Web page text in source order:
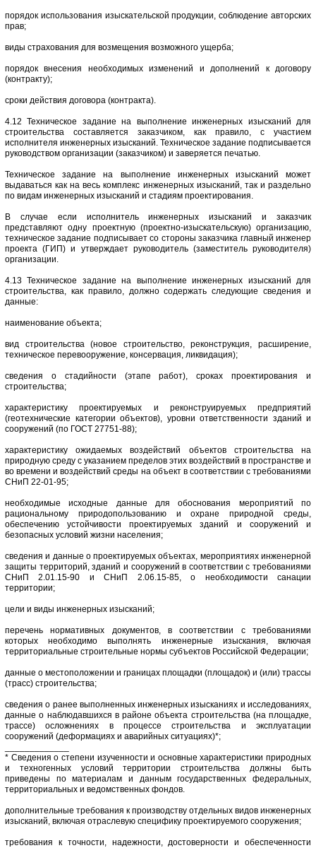
порядок использования изыскательской продукции, соблюдение авторских
прав;
виды страхования для возмещения возможного ущерба;
порядок внесения необходимых изменений и дополнений к договору
(контракту);
сроки действия договора (контракта).
4.12 Техническое задание на выполнение инженерных изысканий для
строительства составляется заказчиком, как правило, с участием
исполнителя инженерных изысканий. Техническое задание подписывается
руководством организации (заказчиком) и заверяется печатью.
Техническое задание на выполнение инженерных изысканий может
выдаваться как на весь комплекс инженерных изысканий, так и раздельно
по видам инженерных изысканий и стадиям проектирования.
В случае если исполнитель инженерных изысканий и заказчик
представляют одну проектную (проектно-изыскательскую) организацию,
техническое задание подписывает со стороны заказчика главный инженер
проекта (ГИП) и утверждает руководитель (заместитель руководителя)
организации.
4.13 Техническое задание на выполнение инженерных изысканий для
строительства, как правило, должно содержать следующие сведения и
данные:
наименование объекта;
вид строительства (новое строительство, реконструкция, расширение,
техническое перевооружение, консервация, ликвидация);
сведения о стадийности (этапе работ), сроках проектирования и
строительства;
характеристику проектируемых и реконструируемых предприятий
(геотехнические категории объектов), уровни ответственности зданий и
сооружений (по ГОСТ 27751-88);
характеристику ожидаемых воздействий объектов строительства на
природную среду с указанием пределов этих воздействий в пространстве и
во времени и воздействий среды на объект в соответствии с требованиями
СНиП 22-01-95;
необходимые исходные данные для обоснования мероприятий по
рациональному природопользованию и охране природной среды,
обеспечению устойчивости проектируемых зданий и сооружений и
безопасных условий жизни населения;
сведения и данные о проектируемых объектах, мероприятиях инженерной
защиты территорий, зданий и сооружений в соответствии с требованиями
СНиП 2.01.15-90 и СНиП 2.06.15-85, о необходимости санации
территории;
цели и виды инженерных изысканий;
перечень нормативных документов, в соответствии с требованиями
которых необходимо выполнять инженерные изыскания, включая
территориальные строительные нормы субъектов Российской Федерации;
данные о местоположении и границах площадки (площадок) и (или) трассы
(трасс) строительства;
сведения о ранее выполненных инженерных изысканиях и исследованиях,
данные о наблюдавшихся в районе объекта строительства (на площадке,
трассе) осложнениях в процессе строительства и эксплуатации
сооружений (деформациях и аварийных ситуациях)*;
* Сведения о степени изученности и основные характеристики природных
и техногенных условий территории строительства должны быть
приведены по материалам и данным государственных федеральных,
территориальных и ведомственных фондов.
дополнительные требования к производству отдельных видов инженерных
изысканий, включая отраслевую специфику проектируемого сооружения;
требования к точности, надежности, достоверности и обеспеченности